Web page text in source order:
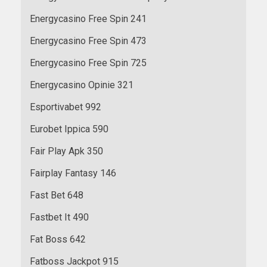
Energycasino Free Spin 241
Energycasino Free Spin 473
Energycasino Free Spin 725
Energycasino Opinie 321
Esportivabet 992
Eurobet Ippica 590
Fair Play Apk 350
Fairplay Fantasy 146
Fast Bet 648
Fastbet It 490
Fat Boss 642
Fatboss Jackpot 915